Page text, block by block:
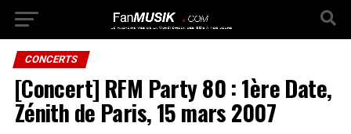
CONCERTS
[Concert] RFM Party 80 : 1ère Date,
Zénith de Paris, 15 mars 2007